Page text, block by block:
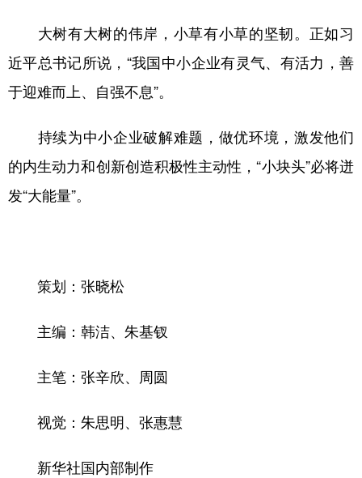
大树有大树的伟岸，小草有小草的坚韧。正如习
近平总书记所说，“我国中小企业有灵气、有活力，善
于迎难而上、自强不息”。
持续为中小企业破解难题，做优环境，激发他们
的内生动力和创新创造积极性主动性，“小块头”必将迸
发“大能量”。
策划：张晓松
主编：韩洁、朱基钗
主笔：张辛欣、周圆
视觉：朱思明、张惠慧
新华社国内部制作